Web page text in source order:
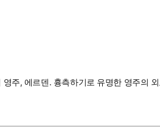
주, 에르덴. 흉측하기로 유명한 영주의